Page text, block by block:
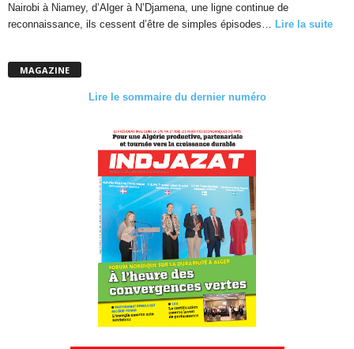
Nairobi à Niamey, d’Alger à N’Djamena, une ligne continue de
reconnaissance, ils cessent d’être de simples épisodes…
Lire la suite
MAGAZINE
Lire le sommaire du dernier numéro